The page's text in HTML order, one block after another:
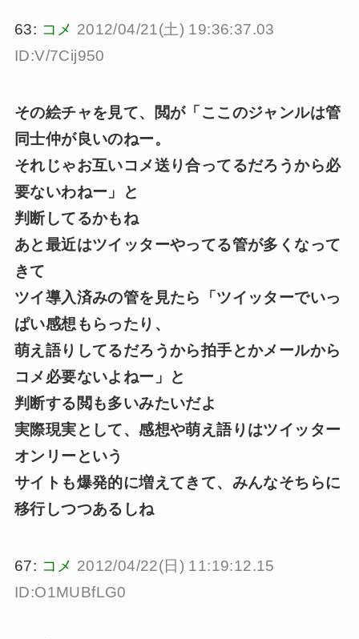
63: コメ 2012/04/21(土) 19:36:37.03
ID:V/7Cij950
その絵チャを見て、閲が「ここのジャンルは管
同士仲が良いのねー。
それじゃお互いコメ送り合ってるだろうから必
要ないわねー」と
判断してるかもね
あと最近はツイッターやってる管が多くなって
きて
ツイ導入済みの管を見たら「ツイッターでいっ
ぱい感想もらったり、
萌え語りしてるだろうから拍手とかメールから
コメ必要ないよねー」と
判断する閲も多いみたいだよ
実際現実として、感想や萌え語りはツイッター
オンリーという
サイトも爆発的に増えてきて、みんなそちらに
移行しつつあるしね
67: コメ 2012/04/22(日) 11:19:12.15
ID:O1MUBfLG0